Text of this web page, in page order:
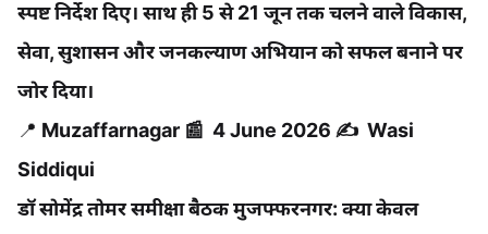
स्पष्ट निर्देश दिए। साथ ही 5 से 21 जून तक चलने वाले विकास,
सेवा, सुशासन और जनकल्याण अभियान को सफल बनाने पर
जोर दिया।
📍 Muzaffarnagar 📰 4 June 2026 ✍️ Wasi
Siddiqui
डॉ सोमेंद्र तोमर समीक्षा बैठक मुजफ्फरनगर: क्या केवल